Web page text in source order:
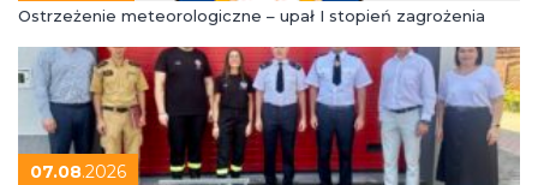
Ostrzeżenie meteorologiczne – upał I stopień zagrożenia
07.08.2026